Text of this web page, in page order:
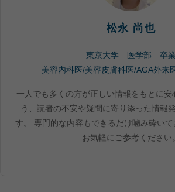
松永 尚也
東京大学 医学部 卒業
美容内科医/美容皮膚科医/AGA外来
一人でも多くの方が正しい情報をもとに安
う、読者の不安や疑問に寄り添った情報
す。 専門的な内容もできるだけ噛み砕いて
お気軽にご参考ください。